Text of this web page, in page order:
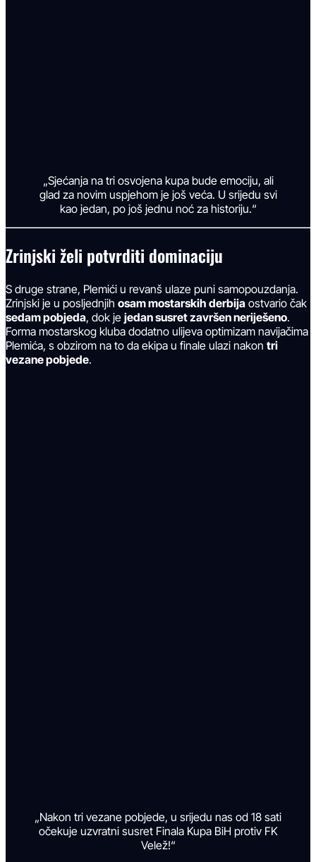
„Sjećanja na tri osvojena kupa bude emociju, ali
glad za novim uspjehom je još veća. U srijedu svi
kao jedan, po još jednu noć za historiju.“
Zrinjski želi potvrditi dominaciju
S druge strane, Plemići u revanš ulaze puni samopouzdanja.
Zrinjski je u posljednjih osam mostarskih derbija ostvario čak
sedam pobjeda, dok je jedan susret završen neriješeno.
Forma mostarskog kluba dodatno ulijeva optimizam navijačima
Plemića, s obzirom na to da ekipa u finale ulazi nakon tri
vezane pobjede.
„Nakon tri vezane pobjede, u srijedu nas od 18 sati
očekuje uzvratni susret Finala Kupa BiH protiv FK
Velež!“